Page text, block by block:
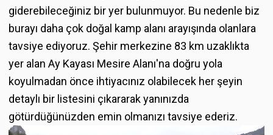
giderebileceğiniz bir yer bulunmuyor. Bu nedenle biz
burayı daha çok doğal kamp alanı arayışında olanlara
tavsiye ediyoruz. Şehir merkezine 83 km uzaklıkta
yer alan Ay Kayası Mesire Alanı'na doğru yola
koyulmadan önce ihtiyacınız olabilecek her şeyin
detaylı bir listesini çıkararak yanınızda
götürdüğünüzden emin olmanızı tavsiye ederiz.